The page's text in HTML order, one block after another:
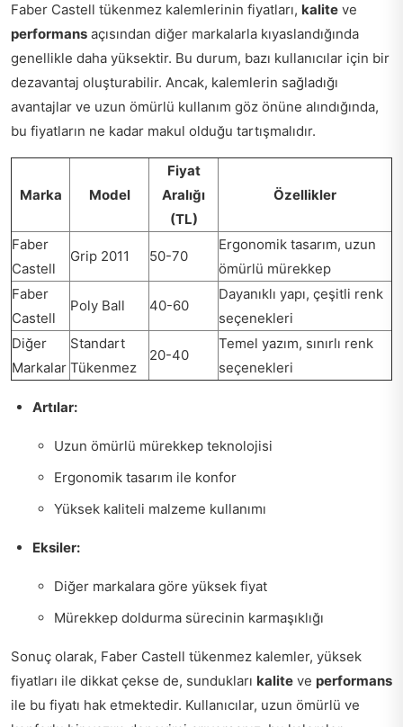
Faber Castell tükenmez kalemlerinin fiyatları, kalite ve
performans açısından diğer markalarla kıyaslandığında
genellikle daha yüksektir. Bu durum, bazı kullanıcılar için bir
dezavantaj oluşturabilir. Ancak, kalemlerin sağladığı
avantajlar ve uzun ömürlü kullanım göz önüne alındığında,
bu fiyatların ne kadar makul olduğu tartışmalıdır.
Marka Model
Fiyat
Aralığı
(TL)
Özellikler
Faber
Castell
Grip 2011 50-70
Ergonomik tasarım, uzun
ömürlü mürekkep
Faber
Castell
Poly Ball 40-60
Dayanıklı yapı, çeşitli renk
seçenekleri
Diğer
Markalar
Standart
Tükenmez
20-40
Temel yazım, sınırlı renk
seçenekleri
Artılar:
Uzun ömürlü mürekkep teknolojisi
Ergonomik tasarım ile konfor
Yüksek kaliteli malzeme kullanımı
Eksiler:
Diğer markalara göre yüksek fiyat
Mürekkep doldurma sürecinin karmaşıklığı
Sonuç olarak, Faber Castell tükenmez kalemler, yüksek
fiyatları ile dikkat çekse de, sundukları kalite ve performans
ile bu fiyatı hak etmektedir. Kullanıcılar, uzun ömürlü ve